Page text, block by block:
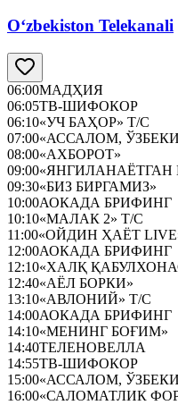
O‘zbekiston Telekanali
06:00МАДҲИЯ
06:05ТВ-ШИФОКОР
06:10«УЧ БАҲОР» Т/С
07:00«АССАЛОМ,
08:00«АХБОРОТ»
09:00«ЯНГИЛАНАЁТГАН
09:30«БИЗ БИРГАМИЗ»
10:00АОКАДА БРИФИНГ
10:10«МАЛАК 2» Т/С
11:00«ОЙДИН ҲАЁТ
12:00АОКАДА БРИФИНГ
12:10«ХАЛҚ
12:40«АЁЛ БОРКИ»
13:10«АВЛОНИЙ» Т/С
14:00АОКАДА БРИФИНГ
14:10«МЕНИНГ БОҒИМ»
14:40ТЕЛЕНОВЕЛЛА
14:55ТВ-ШИФОКОР
15:00«АССАЛОМ,
16:00«САЛОМАТЛИК